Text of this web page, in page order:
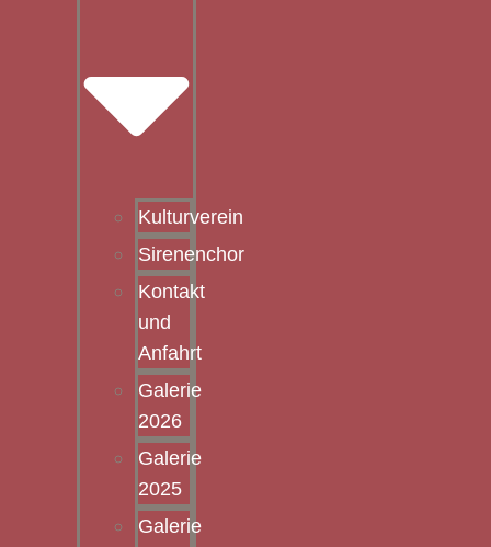
Kulturverein
Sirenenchor
Kontakt
und
Anfahrt
Galerie
2026
Galerie
2025
Galerie